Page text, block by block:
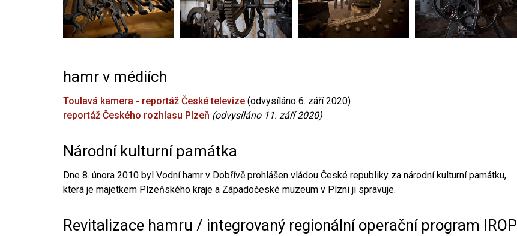
hamr v médiích
Toulavá kamera - reportáž České televize (odvysíláno 6. září 2020)
reportáž Českého rozhlasu Plzeň (odvysíláno 11. září 2020)
Národní kulturní památka
Dne 8. února 2010 byl Vodní hamr v Dobřívě prohlášen vládou České republiky za národní kulturní památku,
která je majetkem Plzeňského kraje a Západočeské muzeum v Plzni ji spravuje.
Revitalizace hamru / integrovaný regionální operační program IROP